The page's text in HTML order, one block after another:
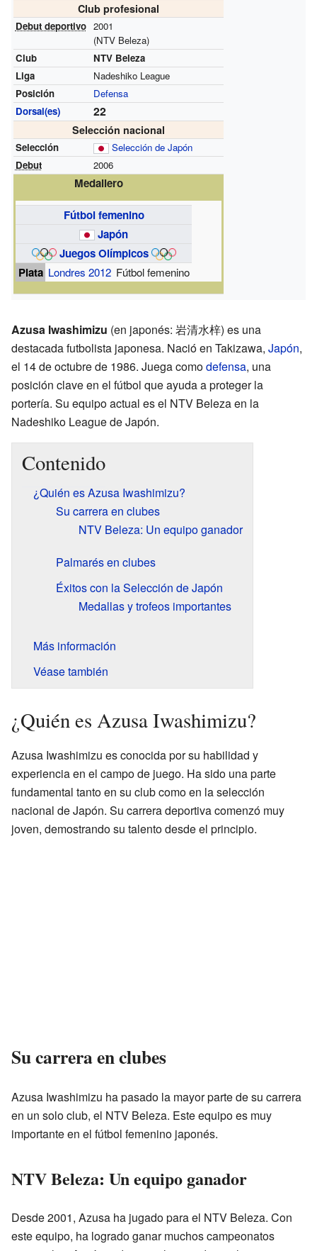
Club profesional
Debut deportivo 2001
(NTV Beleza)
Club
NTV Beleza
Liga
Nadeshiko League
Posición
Defensa
Dorsal(es)
22
Selección nacional
Selección
Selección de Japón
Debut
2006
Medallero
Fútbol femenino
Japón
Juegos Olímpicos
Plata Londres 2012 Fútbol femenino
Azusa Iwashimizu (en japonés: 岩清水梓) es una
destacada futbolista japonesa. Nació en Takizawa, Japón,
el 14 de octubre de 1986. Juega comodefensa, una
posición clave en el fútbol que ayuda a proteger la
portería. Su equipo actual es el NTV Beleza en la
Nadeshiko League de Japón.
Contenido
¿Quién es Azusa Iwashimizu?
Su carrera en clubes
NTV Beleza: Un equipo ganador
Palmarés en clubes
Éxitos con la Selección de Japón
Medallas y trofeos importantes
Más información
Véase también
¿Quién es Azusa Iwashimizu?
Azusa Iwashimizu es conocida por su habilidad y
experiencia en el campo de juego. Ha sido una parte
fundamental tanto en su club como en la selección
nacional de Japón. Su carrera deportiva comenzó muy
joven, demostrando su talento desde el principio.
Su carrera en clubes
Azusa Iwashimizu ha pasado la mayor parte de su carrera
en un solo club, el NTV Beleza. Este equipo es muy
importante en el fútbol femenino japonés.
NTV Beleza: Un equipo ganador
Desde 2001, Azusa ha jugado para el NTV Beleza. Con
este equipo, ha logrado ganar muchos campeonatos